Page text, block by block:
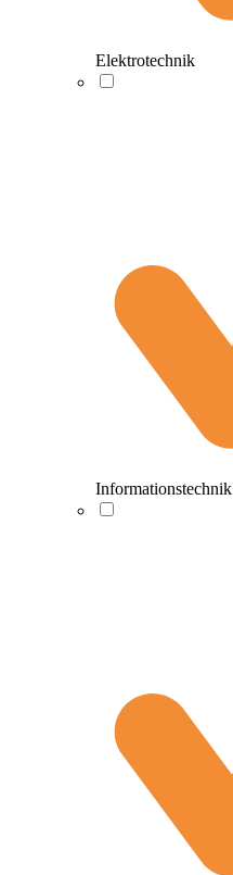
Elektrotechnik
Informationstechnik